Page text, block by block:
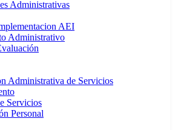
Administrativas
AEI
Administrativo
Administrativa de Servicios
Servicios
Personal